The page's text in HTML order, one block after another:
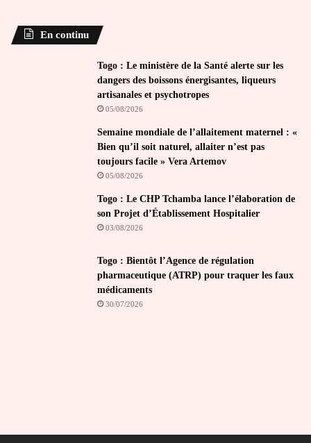
En continu
Togo : Le ministère de la Santé alerte sur les
dangers des boissons énergisantes, liqueurs
artisanales et psychotropes
05/08/2026
Semaine mondiale de l’allaitement maternel : «
Bien qu’il soit naturel, allaiter n’est pas
toujours facile » Vera Artemov
05/08/2026
Togo : Le CHP Tchamba lance l’élaboration de
son Projet d’Établissement Hospitalier
03/08/2026
Togo : Bientôt l’Agence de régulation
pharmaceutique (ATRP) pour traquer les faux
médicaments
30/07/2026